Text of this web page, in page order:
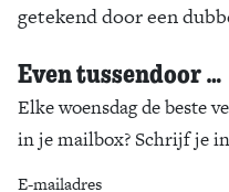
getekend door een
Even tussendoor …
Elke woensdag de beste
in je mailbox? Schrijf je
E-mailadres